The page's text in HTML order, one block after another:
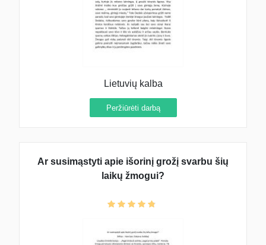
Lietuvių kalba
Peržiūrėti darbą
Ar susimąstyti apie išorinį grožį svarbu šių
laikų žmogui?